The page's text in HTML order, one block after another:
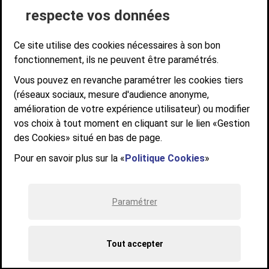
respecte vos données
Ce site utilise des cookies nécessaires à son bon
fonctionnement, ils ne peuvent être paramétrés.
Vous pouvez en revanche paramétrer les cookies tiers
(réseaux sociaux, mesure d'audience anonyme,
amélioration de votre expérience utilisateur) ou modifier
vos choix à tout moment en cliquant sur le lien «Gestion
des Cookies» situé en bas de page.
Pour en savoir plus sur la «Politique Cookies»
Paramétrer
Tout accepter
Suivez-nous
SUIVEZ-NOUS SUR
Communauté d'agglomération de Versailles
Grand Parc
6, AVENUE DE PARIS - CS 10922 - 78009 VERSAILLES CEDEX
STANDARD : 01 39 66 30 00 - OUVERT DU LUNDI AU VENDREDI DE 9H À